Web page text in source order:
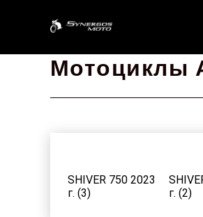
Мотоциклы
SHIVER 750 2023
г. (3)
г. (2)